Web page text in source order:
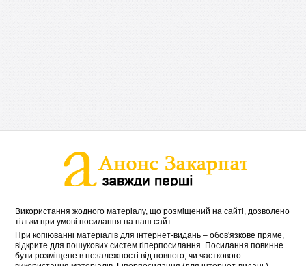
Використання жодного матеріалу, що розміщений на сайті, дозволено
тільки при умові посилання на наш сайт.
При копіюванні матеріалів для інтернет-видань – обов'язкове пряме,
відкрите для пошукових систем гіперпосилання. Посилання повинне
бути розміщене в незалежності від повного, чи часткового